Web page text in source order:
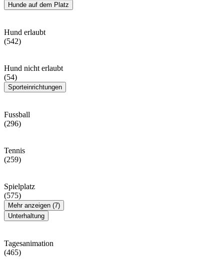
Hunde auf dem Platz
Hund erlaubt
(542)
Hund nicht erlaubt
(54)
Sporteinrichtungen
Fussball
(296)
Tennis
(259)
Spielplatz
(575)
Mehr anzeigen (7)
Unterhaltung
Tagesanimation
(465)